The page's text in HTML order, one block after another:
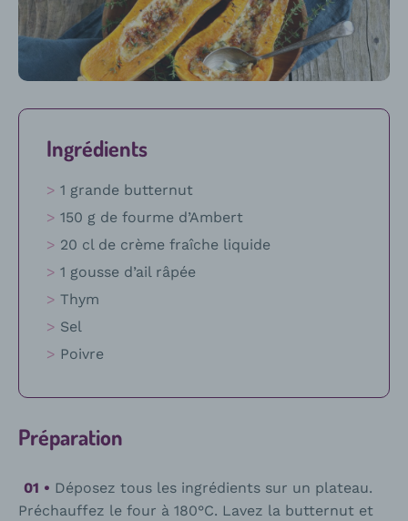
la
recette
Ingrédients
1 grande butternut
150 g de fourme d’Ambert
20 cl de crème fraîche liquide
1 gousse d’ail râpée
Thym
Sel
Poivre
Préparation
Déposez tous les ingrédients sur un plateau.
Préchauffez le four à 180°C. Lavez la butternut et